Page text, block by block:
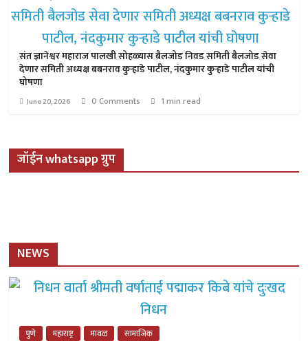
संत ज्ञानेश्वर महाराज पालखी सोहळ्यास बैलजोड निवड समिती बैलजोड सेवा
देणार समिती अध्यक्ष बबनराव कुऱ्हाडे पाटील, नंदकुमार कुऱ्हाडे पाटील यांची
घोषणा
June 20, 2026 0 Comments 1 min read
जॉईन whatsapp ग्रुप
NEWS
पुणे महाराष्ट्र मावळ सामाजिक